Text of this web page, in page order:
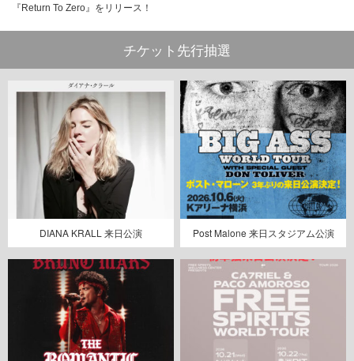
『Return To Zero』をリリース！
チケット先行抽選
DIANA KRALL 来日公演 Post Malone 来日スタジアム公演